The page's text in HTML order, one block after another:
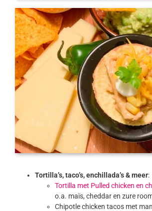
Tortilla’s, taco’s, enchillada’s & meer:
Tortilla met Pulled chicken en
o.a. maïs, cheddar en zure
Chipotle chicken tacos met